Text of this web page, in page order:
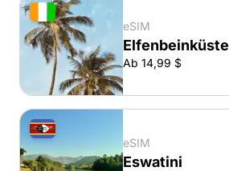
eSIM
Elfenbeinküste
Ab 14,99 $
eSIM
Eswatini